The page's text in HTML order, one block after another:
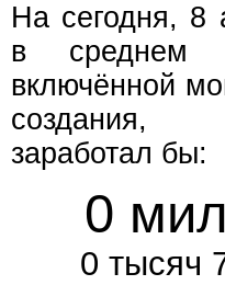
На сегодня, 8
в
включённой
заработал бы:
0
0 тысяч